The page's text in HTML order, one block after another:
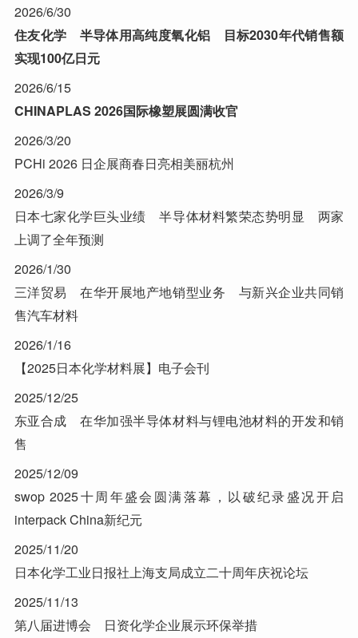
2026/6/30
住友化学 半导体用高纯度氧化铝 目标2030年代销售额
实现100亿日元
2026/6/15
CHINAPLAS 2026国际橡塑展圆满收官
2026/3/20
PCHi 2026 日企展商春日亮相美丽杭州
2026/3/9
日本七家化学巨头业绩 半导体材料繁荣态势明显 两家
上调了全年预测
2026/1/30
三洋贸易 在华开展地产地销型业务 与新兴企业共同销
售汽车材料
2026/1/16
【2025日本化学材料展】电子会刊
2025/12/25
东亚合成 在华加强半导体材料与锂电池材料的开发和销
售
2025/12/09
swop 2025十周年盛会圆满落幕，以破纪录盛况开启
interpack China新纪元
2025/11/20
日本化学工业日报社上海支局成立二十周年庆祝论坛
2025/11/13
第八届进博会 日资化学企业展示环保举措